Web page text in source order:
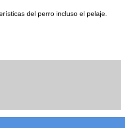
del perro incluso el pelaje.